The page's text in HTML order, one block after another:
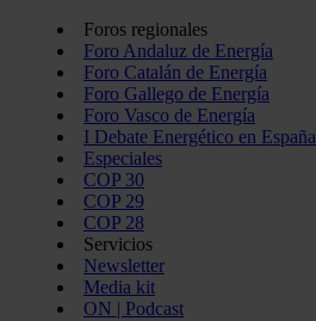
Foros regionales
Foro Andaluz de Energía
Foro Catalán de Energía
Foro Gallego de Energía
Foro Vasco de Energía
I Debate Energético en España
Especiales
COP 30
COP 29
COP 28
Servicios
Newsletter
Media kit
ON | Podcast